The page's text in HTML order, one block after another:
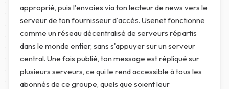
approprié, puis l'envoies via ton lecteur de news vers le
serveur de ton fournisseur d'accès. Usenet fonctionne
comme un réseau décentralisé de serveurs répartis
dans le monde entier, sans s'appuyer sur un serveur
central. Une fois publié, ton message est répliqué sur
plusieurs serveurs, ce qui le rend accessible à tous les
abonnés de ce groupe, quels que soient leur